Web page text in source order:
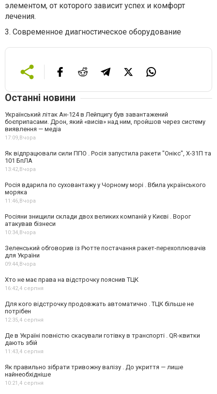
элементом, от которого зависит успех и комфорт
лечения.
3. Современное диагностическое оборудование
Останні новини
Український літак Ан-124 в Лейпцигу був завантажений
боєприпасами. Дрон, який «висів» над ним, пройшов через систему
виявлення — медіа
17:09,Вчора
Як відпрацювали сили ППО . Росія запустила ракети "Онікс", Х-31П та
101 БпЛА
13:42,Вчора
Росія вдарила по суховантажу у Чорному морі . Вбила українського
моряка
11:46,Вчора
Росіяни знищили склади двох великих компаній у Києві . Ворог
атакував бізнеси
10:34,Вчора
Зеленський обговорив із Рютте постачання ракет-перехоплювачів
для України
09:44,Вчора
Хто не має права на відстрочку пояснив ТЦК
16:42,4 серпня
Для кого відстрочку продовжать автоматично . ТЦК більше не
потрібен
12:35,4 серпня
Де в Україні повністю скасували готівку в транспорті . QR-квитки
дають збій
11:43,4 серпня
Як правильно зібрати тривожну валізу . До укриття — лише
найнеобхідніше
10:21,4 серпня